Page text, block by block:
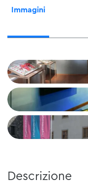
Immagini
Descrizione